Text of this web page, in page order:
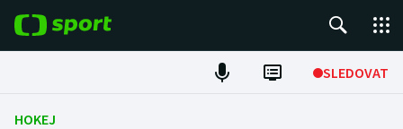
SLEDOVAT
Fotbal
HOKEJ